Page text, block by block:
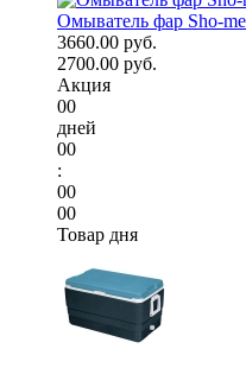
Омыватель фар Sho-
3660.00 руб.
2700.00 руб.
Акция
00
дней
00
:
00
00
Товар дня